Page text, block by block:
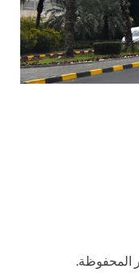
المحفوظة.